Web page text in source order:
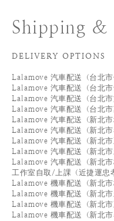
Shipping &
DELIVERY OPTIONS
Lalamove 汽車配送（台北
Lalamove 汽車配送（台北
Lalamove 汽車配送（台北市
Lalamove 汽車配送（台北市
Lalamove 汽車配送（新北市
Lalamove 汽車配送（新北市
Lalamove 汽車配送（新北
Lalamove 汽車配送（新北市
Lalamove 汽車配送（新北
工作室自取/上課（近捷運忠
Lalamove 機車配送（新北
Lalamove 機車配送（新北市
Lalamove 機車配送（新北
Lalamove 機車配送（新北市